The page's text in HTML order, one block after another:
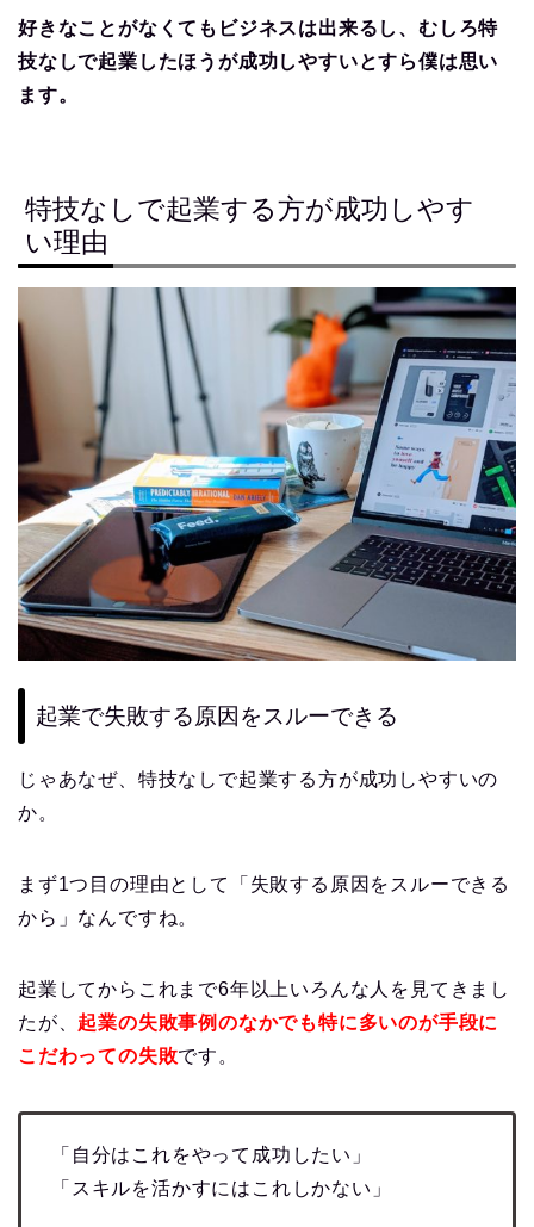
好きなことがなくてもビジネスは出来るし、むしろ特
技なしで起業したほうが成功しやすいとすら僕は思い
ます。
特技なしで起業する方が成功しやす
い理由
起業で失敗する原因をスルーできる
じゃあなぜ、特技なしで起業する方が成功しやすいの
か。
まず1つ目の理由として「失敗する原因をスルーできる
から」なんですね。
起業してからこれまで6年以上いろんな人を見てきまし
たが、 起業の失敗事例のなかでも特に多いのが手段に
こだわっての失敗です。
「自分はこれをやって成功したい」
「スキルを活かすにはこれしかない」